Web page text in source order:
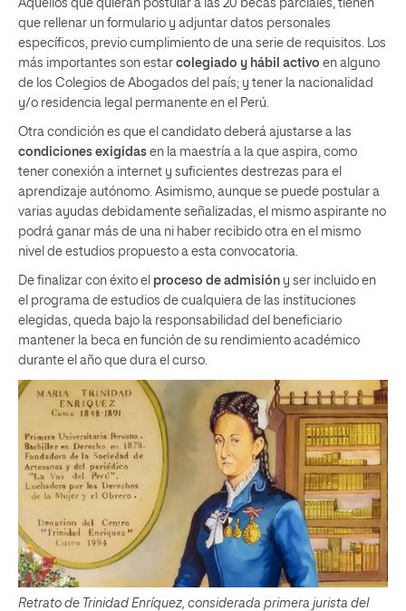
Aquellos que quieran postular a las 20 becas parciales, tienen
que rellenar un formulario y adjuntar datos personales
específicos, previo cumplimiento de una serie de requisitos. Los
más importantes son estar colegiado y hábil activo en alguno
de los Colegios de Abogados del país; y tener la nacionalidad
y/o residencia legal permanente en el Perú.
Otra condición es que el candidato deberá ajustarse a las
condiciones exigidas en la maestría a la que aspira, como
tener conexión a internet y suficientes destrezas para el
aprendizaje autónomo. Asimismo, aunque se puede postular a
varias ayudas debidamente señalizadas, el mismo aspirante no
podrá ganar más de una ni haber recibido otra en el mismo
nivel de estudios propuesto a esta convocatoria.
De finalizar con éxito el proceso de admisión y ser incluido en
el programa de estudios de cualquiera de las instituciones
elegidas, queda bajo la responsabilidad del beneficiario
mantener la beca en función de su rendimiento académico
durante el año que dura el curso.
Retrato de Trinidad Enríquez, considerada primera jurista del